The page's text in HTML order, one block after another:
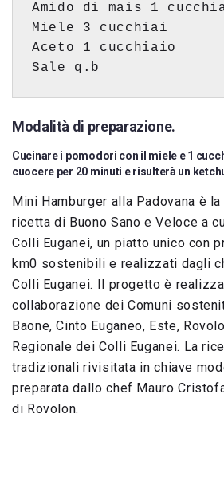
Amido di mais 1
Miele 3 cucchiai
Aceto 1 cucchiaio
Sale q.b
Modalità di preparazione.
Cucinare i pomodori con il miele e 1
cuocere per 20 minuti e risulterà un
Mini Hamburger alla Padovana è
ricetta di Buono Sano e Veloce a
Colli Euganei, un piatto unico con
km0 sostenibili e realizzati dagli
Colli Euganei. Il progetto è
collaborazione dei Comuni
Baone, Cinto Euganeo, Este,
Regionale dei Colli Euganei. La
tradizionali rivisitata in chiave
preparata dallo chef Mauro
di Rovolon.